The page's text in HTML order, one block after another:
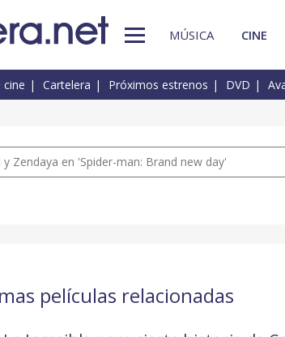
MÚSICA CINE
cine Cartelera Próximos estrenos DVD
Zendaya en 'Spider-man: Brand new day'
películas relacionadas